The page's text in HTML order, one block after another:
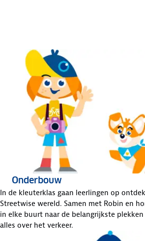
Onderbouw
In de kleuterklas gaan leerlingen op
Streetwise wereld. Samen met Robin en
in elke buurt naar de belangrijkste
alles over het verkeer.